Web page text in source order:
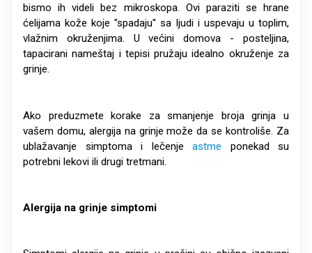
bismo ih videli bez mikroskopa. Ovi paraziti se hrane
ćelijama kože koje ''spadaju'' sa ljudi i uspevaju u toplim,
vlažnim okruženjima. U većini domova - posteljina,
tapacirani nameštaj i tepisi pružaju idealno okruženje za
grinje.
Ako preduzmete korake za smanjenje broja grinja u
vašem domu, alergija na grinje može da se kontroliše. Za
ublažavanje simptoma i lečenje astme ponekad su
potrebni lekovi ili drugi tretmani.
Alergija na grinje simptomi